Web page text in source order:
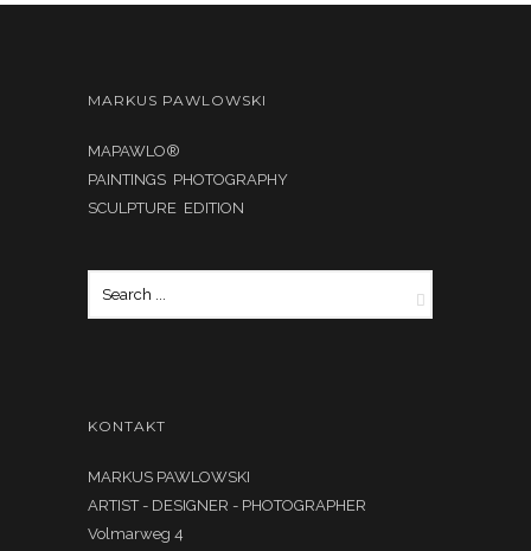
MARKUS PAWLOWSKI
MAPAWLO®
PAINTINGS PHOTOGRAPHY
SCULPTURE EDITION
KONTAKT
MARKUS PAWLOWSKI
ARTIST - DESIGNER - PHOTOGRAPHER
Volmarweg 4